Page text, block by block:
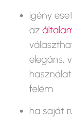
igény
az
elegáns,
felém
ha saját